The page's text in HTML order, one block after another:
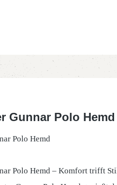
Gunnar Polo Hemd
Polo Hemd
Polo Hemd – Komfort trifft